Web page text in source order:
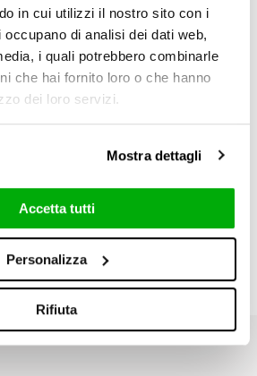
in cui utilizzi il nostro sito con i
di analisi dei dati web,
i quali potrebbero combinarle
che hai fornito loro o che hanno
dei loro servizi.
Mostra dettagli
Accetta tutti
Personalizza
Rifiuta